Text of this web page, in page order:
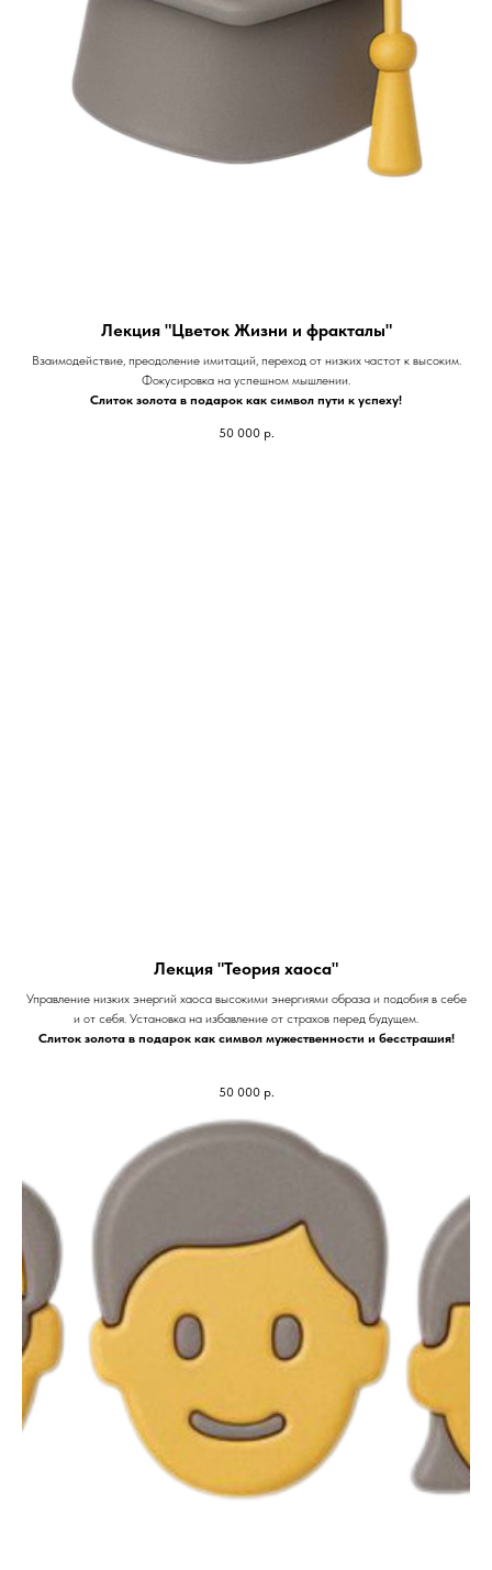
Лекция "Цветок Жизни и фракталы"
Взаимодействие, преодоление имитаций, переход от низких частот к высоким.
Фокусировка на успешном мышлении.
Слиток золота в подарок как символ пути к успеху!
50 000 р.
Лекция "Теория хаоса"
Управление низких энергий хаоса высокими энергиями образа и подобия в себе
и от себя. Установка на избавление от страхов перед будущем.
Слиток золота в подарок как символ мужественности и бесстрашия!
50 000 р.